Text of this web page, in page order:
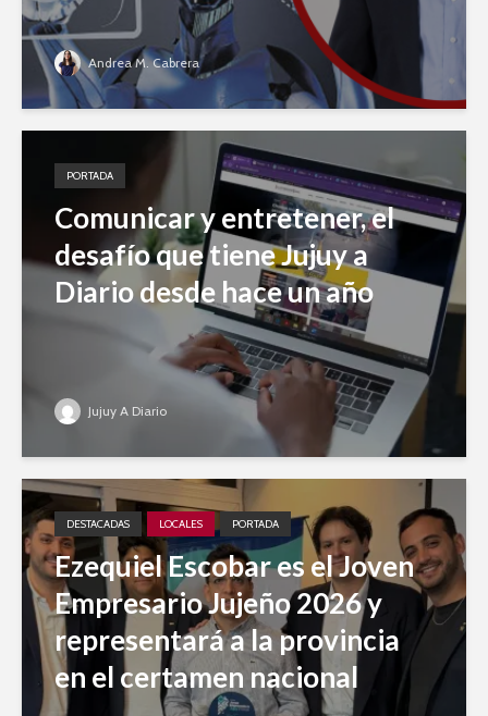
Andrea M. Cabrera
PORTADA
Comunicar y entretener, el
desafío que tiene Jujuy a
Diario desde hace un año
Jujuy A Diario
DESTACADAS LOCALES PORTADA
Ezequiel Escobar es el Joven
Empresario Jujeño 2026 y
representará a la provincia
en el certamen nacional